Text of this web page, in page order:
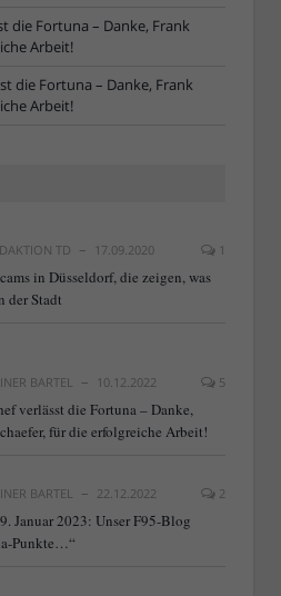
die Fortuna – Danke, Frank
Arbeit!
die Fortuna – Danke, Frank
Arbeit!
TD 17.09.2020 1
in Düsseldorf, die zeigen, was
der Stadt
BARTEL 10.12.2022 5
verlässt die Fortuna – Danke,
für die erfolgreiche Arbeit!
BARTEL 22.12.2022 2
Januar 2023: Unser F95-Blog
Punkte…“